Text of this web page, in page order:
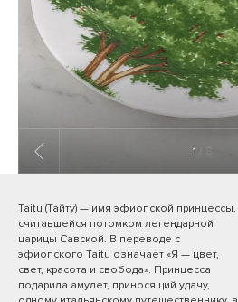
1
Taitu (Тайту) — имя эфиопской принцессы,
считавшейся потомком легендарной
царицы Савской. В переводе с
эфиопского Taitu означает «Я — цвет,
свет, красота и свобода». Принцесса
подарила амулет, приносящий удачу,